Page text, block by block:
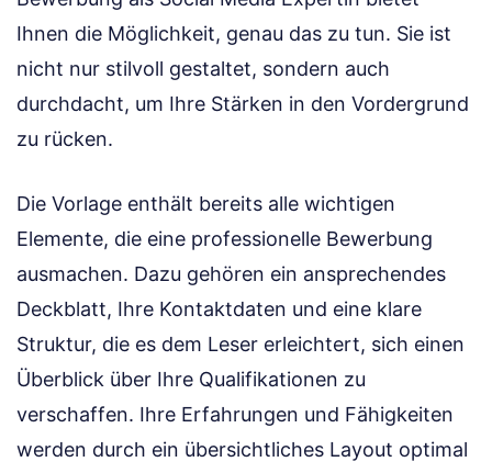
Ihnen die Möglichkeit, genau das zu tun. Sie ist
nicht nur stilvoll gestaltet, sondern auch
durchdacht, um Ihre Stärken in den Vordergrund
zu rücken.
Die Vorlage enthält bereits alle wichtigen
Elemente, die eine professionelle Bewerbung
ausmachen. Dazu gehören ein ansprechendes
Deckblatt, Ihre Kontaktdaten und eine klare
Struktur, die es dem Leser erleichtert, sich einen
Überblick über Ihre Qualifikationen zu
verschaffen. Ihre Erfahrungen und Fähigkeiten
werden durch ein übersichtliches Layout optimal